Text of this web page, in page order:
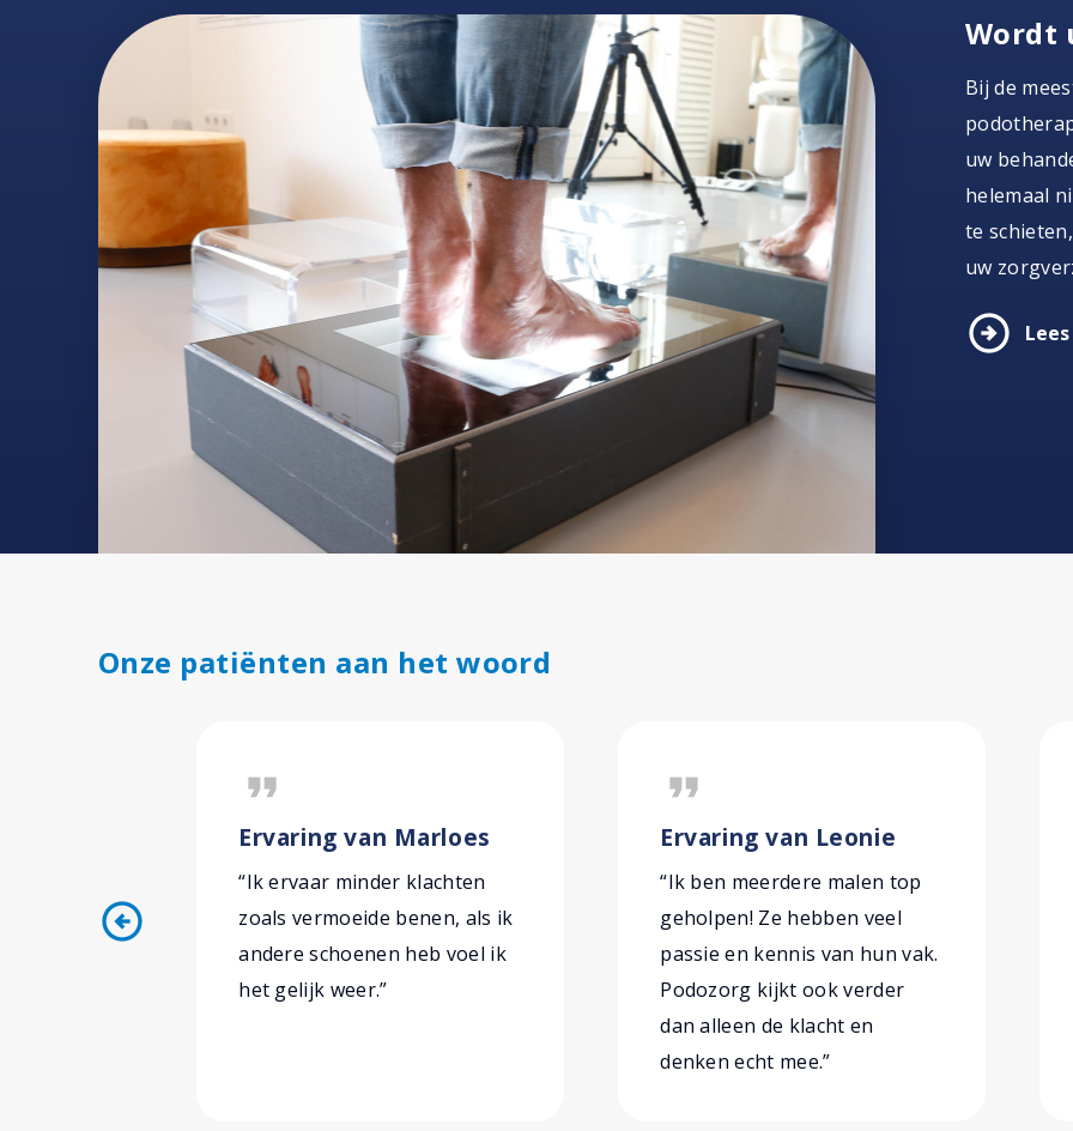
Wordt
Bij de
uw
helemaal
te
uw
arrow_circle_right
Onze patiënten aan het woord
arrow_circle_left
format_quote
Ervaring van Marloes
“Ik ervaar minder klachten
zoals vermoeide benen, als ik
andere schoenen heb voel ik
het gelijk weer.”
format_quote
Ervaring van Leonie
“Ik ben meerdere malen top
geholpen! Ze hebben veel
passie en kennis van hun vak.
Podozorg kijkt ook verder
dan alleen de klacht en
denken echt mee.”